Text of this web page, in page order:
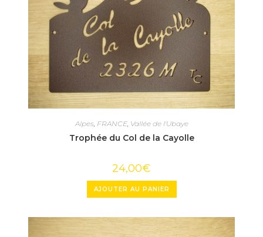
Alpes, FRANCE, Vallée de l'Ubaye
Trophée du Col de la Cayolle
24,00€
AJOUTER AU PANIER